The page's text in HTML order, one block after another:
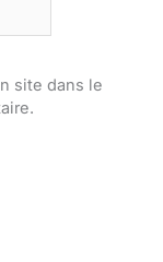
site dans le